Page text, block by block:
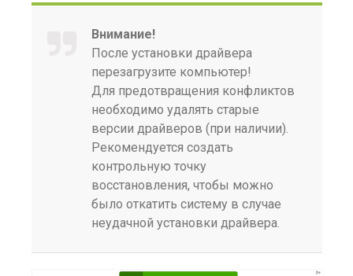
Внимание!
После установки драйвера
перезагрузите компьютер!
Для предотвращения конфликтов
необходимо удалять старые
версии драйверов (при наличии).
Рекомендуется создать
контрольную точку
восстановления, чтобы можно
было откатить систему в случае
неудачной установки драйвера.